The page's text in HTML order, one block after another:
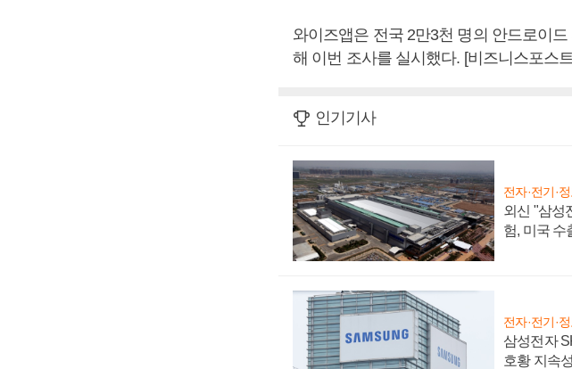
와이즈앱은 전국 2만3천 명의 안드로이
해 이번 조사를 실시했다. [비즈니스포스
인기기사
전자·전기·
외신 "삼성
험, 미국 수
전자·전기·
삼성전자
호황 지속